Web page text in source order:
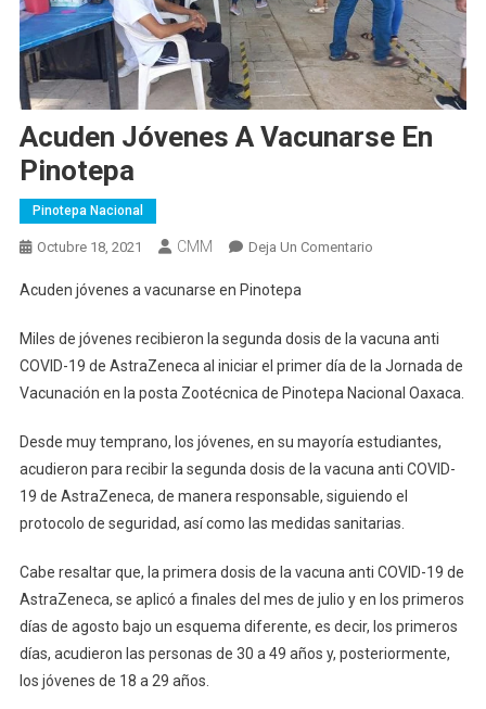
Acuden Jóvenes A Vacunarse En
Pinotepa
Pinotepa Nacional
Octubre 18, 2021 CMM Deja Un ComentarioEn
Vacunarse
En
Pinotepa
Acuden jóvenes a vacunarse en Pinotepa
Miles de jóvenes recibieron la segunda dosis de la vacuna anti
COVID-19 de AstraZeneca al iniciar el primer día de la Jornada de
Vacunación en la posta Zootécnica de Pinotepa Nacional Oaxaca.
Desde muy temprano, los jóvenes, en su mayoría estudiantes,
acudieron para recibir la segunda dosis de la vacuna anti COVID-
19 de AstraZeneca, de manera responsable, siguiendo el
protocolo de seguridad, así como las medidas sanitarias.
Cabe resaltar que, la primera dosis de la vacuna anti COVID-19 de
AstraZeneca, se aplicó a finales del mes de julio y en los primeros
días de agosto bajo un esquema diferente, es decir, los primeros
días, acudieron las personas de 30 a 49 años y, posteriormente,
los jóvenes de 18 a 29 años.